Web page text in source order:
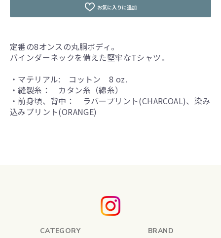
お気に入りに追加
定番の8オンスの丸胴ボディ。
バインダーネックを備えた堅牢なTシャツ。
・マテリアル: コットン 8 oz.
・縫製糸： カタン糸（綿糸）
・前身頃、背中： ラバープリント(CHARCOAL)、染み
込みプリント(ORANGE)
CATEGORY BRAND